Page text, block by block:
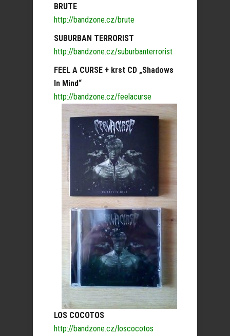
BRUTE
http://bandzone.cz/brute
SUBURBAN TERRORIST
http://bandzone.cz/suburbanterrorist
FEEL A CURSE + krst CD „Shadows
In Mind“
http://bandzone.cz/feelacurse
LOS COCOTOS
http://bandzone.cz/loscocotos